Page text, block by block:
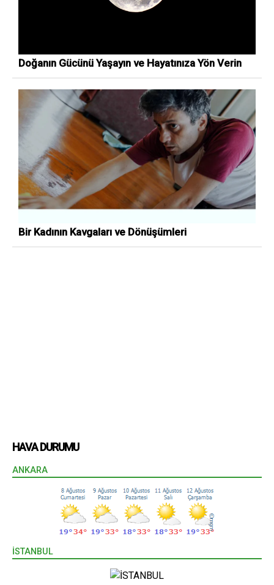
Doğanın Gücünü Yaşayın ve Hayatınıza Yön Verin
Bir Kadının Kavgaları ve Dönüşümleri
HAVA DURUMU
ANKARA
İSTANBUL